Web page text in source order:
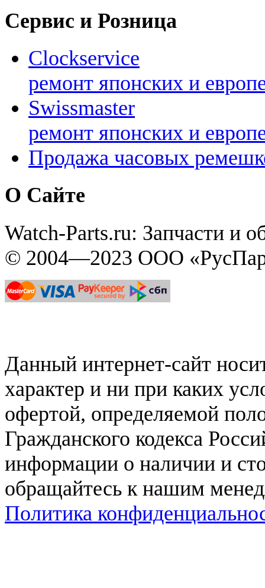
Сервис и Розница
Clockservice
ремонт японских и
Swissmaster
ремонт японских и
Продажа часовых
О Сайте
Watch-Parts.ru: Запчасти и
© 2004—2023 ООО
Данный интернет-сайт
характер и ни при каких
офертой, определяемой
Гражданского кодекса
информации о наличии и
обращайтесь к нашим
Политика